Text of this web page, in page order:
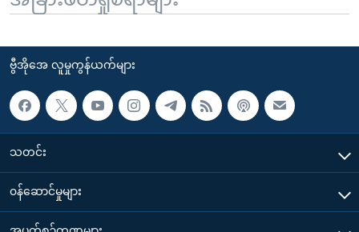
ဗွီအိုအေ လူမှုကွန်ယက်များ
သတင်း
၀န်ဆောင်မှုများ